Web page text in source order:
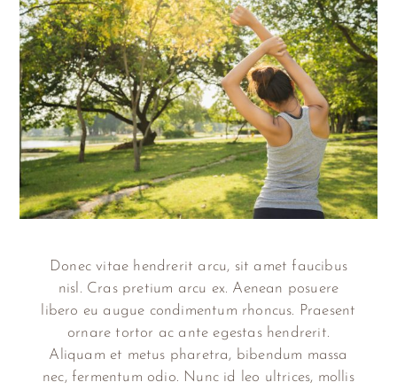
Donec vitae hendrerit arcu, sit amet faucibus
nisl. Cras pretium arcu ex. Aenean posuere
libero eu augue condimentum rhoncus. Praesent
ornare tortor ac ante egestas hendrerit.
Aliquam et metus pharetra, bibendum massa
nec, fermentum odio. Nunc id leo ultrices, mollis